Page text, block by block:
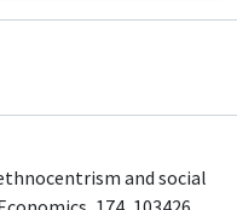
and social